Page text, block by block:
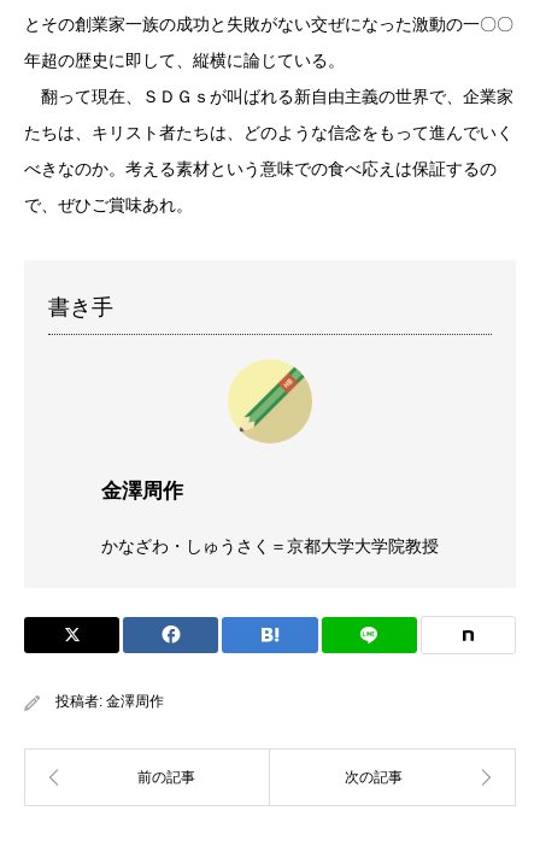
とその創業家一族の成功と失敗がない交ぜになった激動の一〇〇
年超の歴史に即して、縦横に論じている。
翻って現在、ＳＤＧｓが叫ばれる新自由主義の世界で、企業家
たちは、キリスト者たちは、どのような信念をもって進んでいく
べきなのか。考える素材という意味での食べ応えは保証するの
で、ぜひご賞味あれ。
書き手
金澤周作
かなざわ・しゅうさく＝京都大学大学院教授
投稿者: 金澤周作